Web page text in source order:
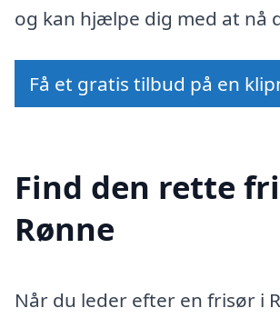
og kan hjælpe dig med at nå
Få et gratis tilbud på en
Find den rette
Rønne
Når du leder efter en frisør i